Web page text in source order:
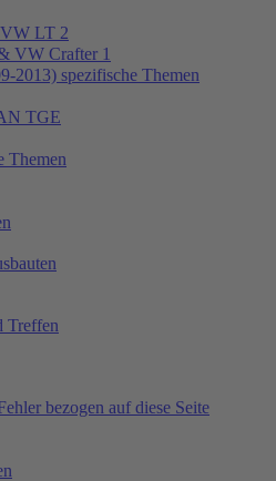
LT 2
VW Crafter 1
spezifische Themen
TGE
Themen
Treffen
bezogen auf diese Seite